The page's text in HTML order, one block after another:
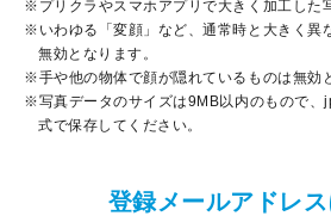
※プリクラやスマホアプリで大きく加工した
※いわゆる「変顔」など、通常時と大きく異
無効となります。
※手や他の物体で顔が隠れているものは無効
※写真データのサイズは9MB以内のもので、
式で保存してください。
登録メールアドレ